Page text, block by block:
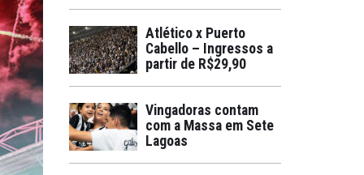
Atlético x Puerto
Cabello – Ingressos a
partir de R$29,90
Vingadoras contam
com a Massa em Sete
Lagoas